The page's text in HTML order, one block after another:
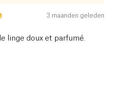
3 maanden geleden
linge doux et parfumé.